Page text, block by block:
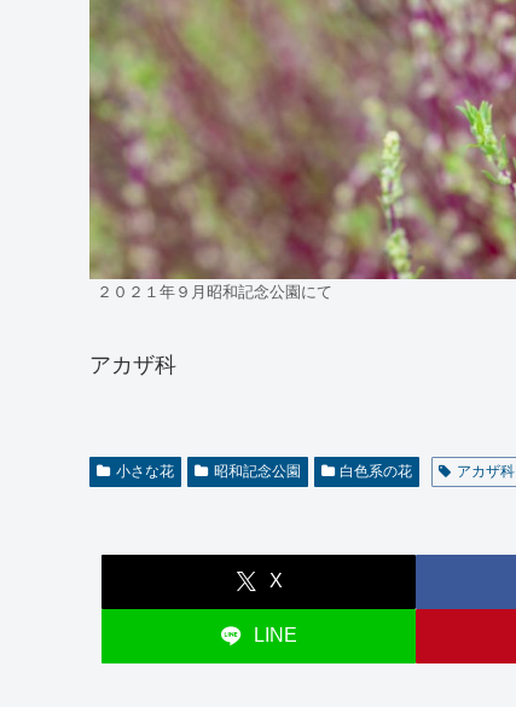
２０２１年９月昭和記念公園にて
アカザ科
小さな花 昭和記念公園 白色系の花 アカザ科
X
LINE